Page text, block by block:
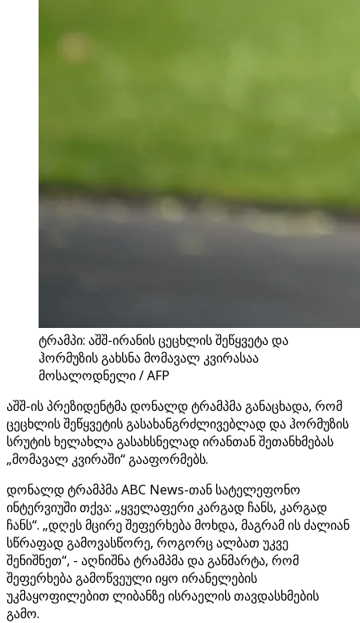
ტრამპი: აშშ-ირანის ცეცხლის შეწყვეტა და
ჰორმუზის გახსნა მომავალ კვირასაა
მოსალოდნელი / AFP
აშშ-ის პრეზიდენტმა დონალდ ტრამპმა განაცხადა, რომ
ცეცხლის შეწყვეტის გასახანგრძლივებლად და ჰორმუზის
სრუტის ხელახლა გასახსნელად ირანთან შეთანხმებას
„მომავალ კვირაში“ გააფორმებს.
დონალდ ტრამპმა ABC News-თან სატელეფონო
ინტერვიუში თქვა: „ყველაფერი კარგად ჩანს, კარგად
ჩანს“. „დღეს მცირე შეფერხება მოხდა, მაგრამ ის ძალიან
სწრაფად გამოვასწორე, როგორც ალბათ უკვე
შენიშნეთ“, - აღნიშნა ტრამპმა და განმარტა, რომ
შეფერხება გამოწვეული იყო ირანელების
უკმაყოფილებით ლიბანზე ისრაელის თავდასხმების
გამო.